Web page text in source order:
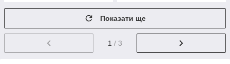
Показати ще
1 / 3